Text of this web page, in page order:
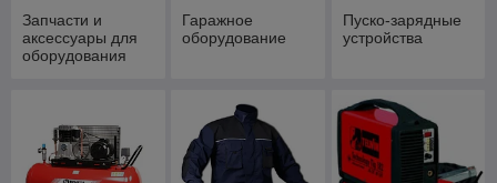
Запчасти и
аксессуары для
оборудования
Гаражное
оборудование
Пуско-зарядные
устройства